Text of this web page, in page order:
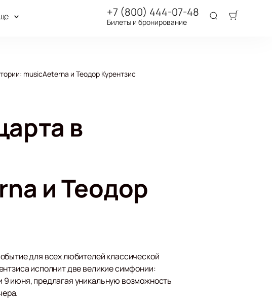
+7 (800) 444-07-48
Билеты и бронирование
musicAeterna и Теодор Курентзис
в
и Теодор
для всех любителей классической
исполнит две великие симфонии:
июня, предлагая уникальную возможность